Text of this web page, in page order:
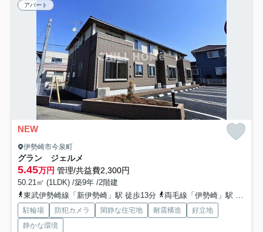
アパート
NEW
伊勢崎市今泉町
グラン ジェルメ
5.45万円 管理/共益費2,300円
50.21㎡ (1LDK) /築9年 /2階建
東武伊勢崎線「新伊勢崎」駅 徒歩13分
両毛線「伊勢崎」駅 徒歩28分
駐輪場 防犯カメラ 閑静な住宅地 耐震構造
好立地
静かな環境